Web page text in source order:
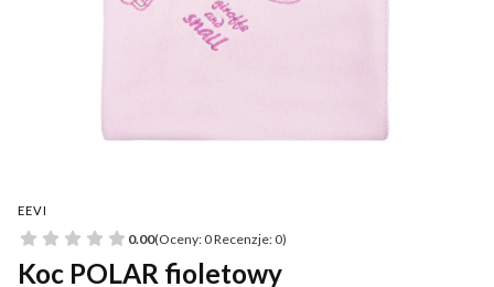
EEVI
0.00(Oceny: 0 Recenzje: 0)
Koc POLAR fioletowy